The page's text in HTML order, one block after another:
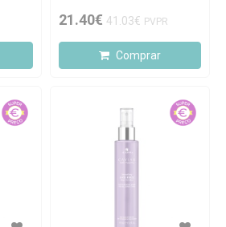
21.40€ 41.03€ PVPR
Comprar